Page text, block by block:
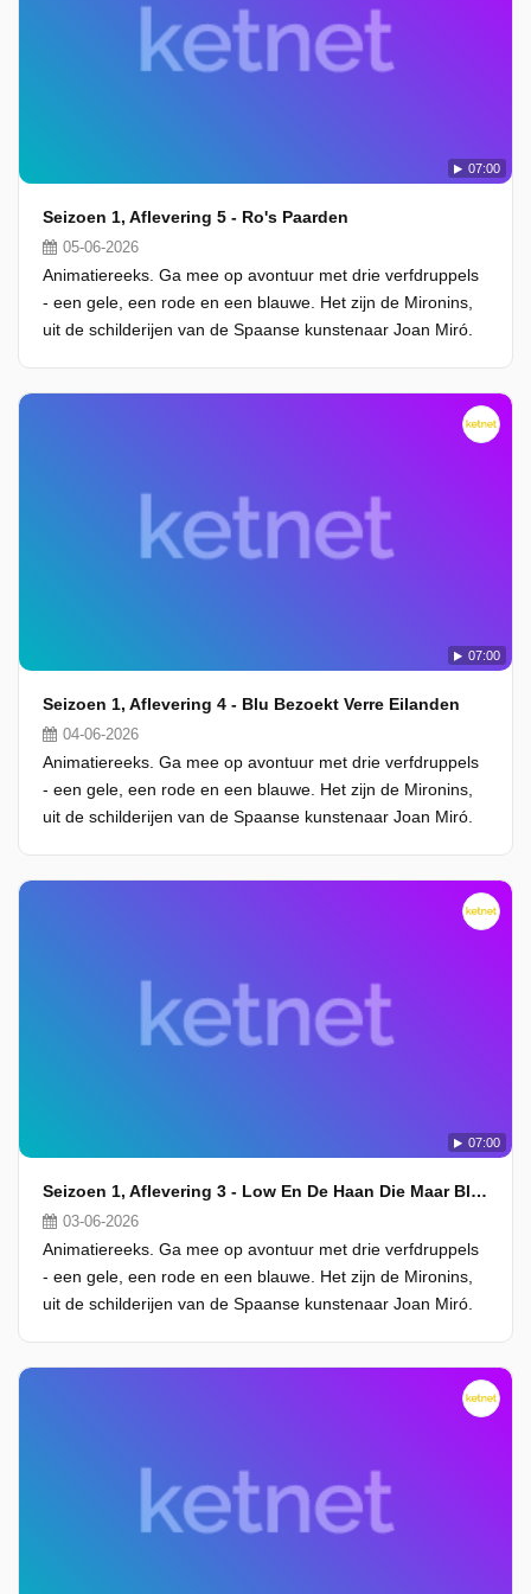
07:00
Seizoen 1, Aflevering 5 - Ro's Paarden
05-06-2026
Animatiereeks. Ga mee op avontuur met drie verfdruppels
- een gele, een rode en een blauwe. Het zijn de Mironins,
uit de schilderijen van de Spaanse kunstenaar Joan Miró.
07:00
Seizoen 1, Aflevering 4 - Blu Bezoekt Verre Eilanden
04-06-2026
Animatiereeks. Ga mee op avontuur met drie verfdruppels
- een gele, een rode en een blauwe. Het zijn de Mironins,
uit de schilderijen van de Spaanse kunstenaar Joan Miró.
07:00
Seizoen 1, Aflevering 3 - Low En De Haan Die Maar Blijft Kraaien
03-06-2026
Animatiereeks. Ga mee op avontuur met drie verfdruppels
- een gele, een rode en een blauwe. Het zijn de Mironins,
uit de schilderijen van de Spaanse kunstenaar Joan Miró.